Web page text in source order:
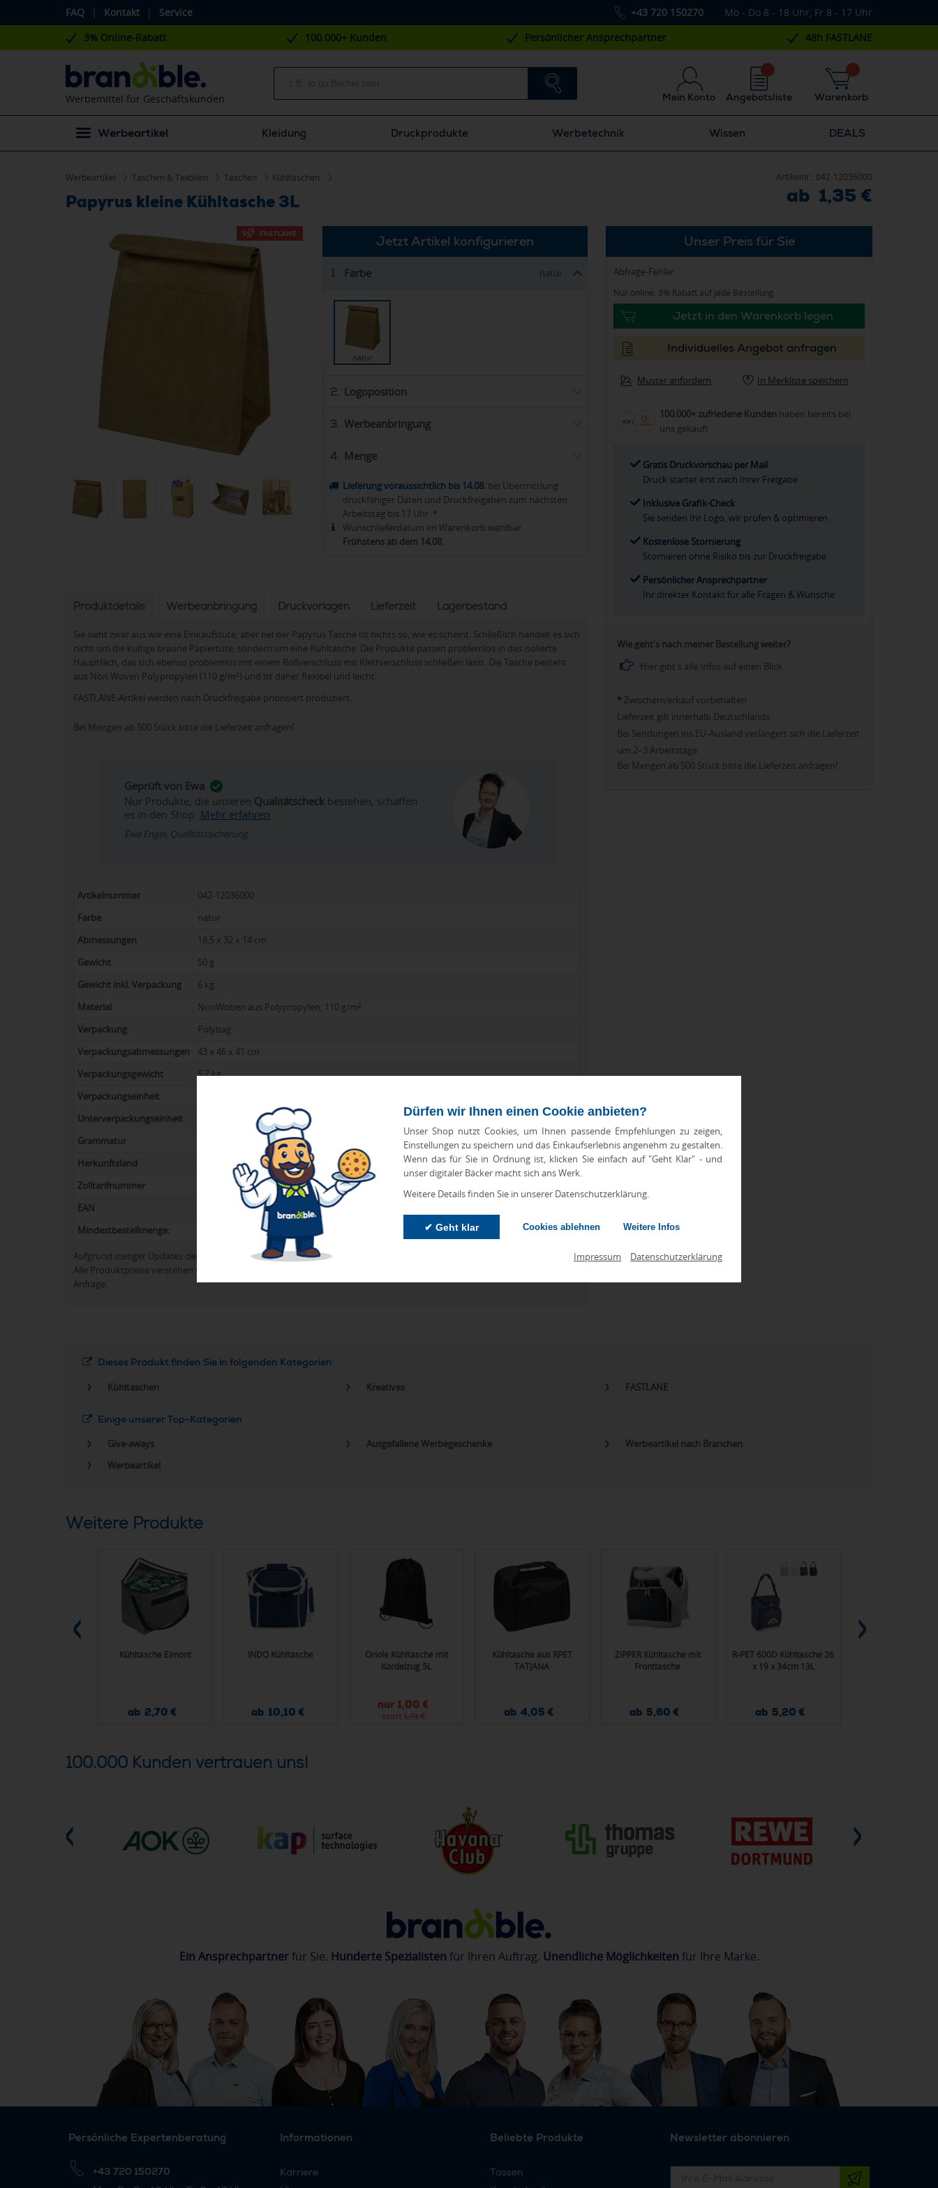
FAQ | Kontakt | Service +43 720 150270 Mo - Do 8 - 18 Uhr, Fr 8 - 17 Uhr
Dürfen wir Ihnen einen Cookie anbieten?
Unser Shop nutzt Cookies, um Ihnen passende Empfehlungen zu zeigen,
Einstellungen zu speichern und das Einkaufserlebnis angenehm zu gestalten.
Wenn das für Sie in Ordnung ist, klicken Sie einfach auf "Geht Klar" - und
unser digitaler Bäcker macht sich ans Werk.
Weitere Details finden Sie in unserer Datenschutzerklärung.
✔ Geht klar Cookies ablehnen Weitere Infos
Impressum Datenschutzerklärung
3% Online-Rabatt 100.000+ Kunden Persönlicher Ansprechpartner 48h FASTLANE
Werbemittel für Geschäftskunden Mein Konto Warenkorb
Angebotsliste
Werbeartikel Kleidung Druckprodukte Werbetechnik Wissen DEALS
Werbeartikel Taschen & Textilien Taschen Kühltaschen
Papyrus kleine Kühltasche 3L
Artikelnr.: 042-12036000
ab 1,35 €
Jetzt Artikel konfigurieren
1. Farbe natur
natur
2. Logoposition
3. Werbeanbringung
4. Menge
Lieferung voraussichtlich bis 14.08. bei Übermittlung
druckfähiger Daten und Druckfreigaben zum nächsten
Arbeitstag bis 17 Uhr. *
Wunschlieferdatum im Warenkorb wählbar.
Frühstens ab dem 14.08.
Produktdetails Werbeanbringung Druckvorlagen Lieferzeit Lagerbestand
Sie sieht zwar aus wie eine Einkaufstüte, aber bei der Papyrus Tasche ist nichts so, wie es scheint. Schließlich handelt es sich
nicht um die kultige braune Papiertüte, sondern um eine Kühltasche. Die Produkte passen problemlos in das isolierte
Hauptfach, das sich ebenso problemlos mit einem Rollverschluss mit Klettverschluss schließen lässt. Die Tasche besteht
aus Non Woven Polypropylen (110 g/m²) und ist daher flexibel und leicht.
FASTLANE-Artikel werden nach Druckfreigabe priorisiert produziert.
Bei Mengen ab 500 Stück bitte die Lieferzeit anfragen!
Geprüft von Ewa
Nur Produkte, die unseren Qualitätscheckbestehen, schaffen
es in den Shop. Mehr erfahren
Ewa Engel, Qualitätssicherung
Artikelnummer
042-12036000
Farbe
natur
Abmessungen
18,5 x 32 x 14 cm
Gewicht
50 g
Gewicht inkl. Verpackung
6 kg
Material
NonWoben aus Polypropylen, 110 g/m²
Verpackung
Polybag
Verpackungsabmessungen
43 x 46 x 41 cm
Verpackungsgewicht
5,7 kg
Verpackungseinheit
Unterverpackungseinheit
Grammatur
Herkunftsland
Zolltarifnummer
42029219
EAN
8713159252269
Mindestbestellmenge:
Aufgrund stetiger Updates der Produktpalette kann es zu Abweichungen bei Preisen und Produktinformationen kommen.
Alle Produktpreise verstehen sich in der Regel ohne Werbeanbringungskosten. Preise für Direktimport erhalten Sie auf
Anfrage.
Unser Preis für Sie
Abfrage-Fehler
Nur online: 3% Rabatt auf jede Bestellung
Jetzt in den Warenkorb legen
Individuelles Angebot anfragen
Muster anfordern In Merkliste speichern
100.000+ zufriedene Kunden haben bereits bei
uns gekauft
Gratis Druckvorschau per Mail
Druck startet erst nach Ihrer Freigabe
Inklusive Grafik-Check
Sie senden Ihr Logo, wir prüfen & optimieren
Kostenlose Stornierung
Stornieren ohne Risiko bis zur Druckfreigabe
Persönlicher Ansprechpartner
Ihr direkter Kontakt für alle Fragen & Wünsche
Wie geht's nach meiner Bestellung weiter?
Hier gibt's alle Infos auf einen Blick
* Zwischenverkauf vorbehalten
Lieferzeit gilt innerhalb Deutschlands.
Bei Sendungen ins EU-Ausland verlängert sich die Lieferzeit
um 2–3 Arbeitstage.
Bei Mengen ab 500 Stück bitte die Lieferzeit anfragen!
Dieses Produkt finden Sie in folgenden Kategorien
Kühltaschen
Kreatives FASTLANE
Einige unserer Top-Kategorien
Give-aways
Ausgefallene Werbegeschenke
Werbeartikel nach Branchen
Werbeartikel
Weitere Produkte
Kühltasche Elmont
ab 2,70 €
INDO Kühltasche
ab 10,10 €
Oriole Kühltasche mit
Kordelzug 5L
nur 1,00 €
statt 1,71 €
Kühltasche aus RPET
TATJANA
ab 4,05 €
ZIPPER Kühltasche mit
Fronttasche
ab 5,60 €
R-PET 600D Kühltasche 26
x 19 x 34cm 13L
ab 5,20 €
100.000 Kunden vertrauen uns!
Ein Ansprechpartnerfür Sie. Hunderte Spezialisten für Ihren Auftrag. Unendliche Möglichkeiten für Ihre Marke.
Persönliche Expertenberatung
+43 720 150270
Informationen
Karriere
Beliebte Produkte
Tassen
Newsletter abonnieren